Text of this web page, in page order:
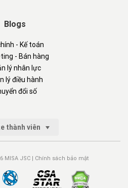
Blogs
- Kế toán
- Bán hàng
lý nhân lực
lý điều hành
đổi số
thành viên
MISA JSC | Chính sách bảo mật